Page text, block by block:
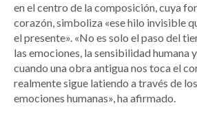
en el centro de la composición, cuya
corazón, simboliza «ese hilo invisible
el presente». «No es solo el paso del
las emociones, la sensibilidad humana
cuando una obra antigua nos toca el
realmente sigue latiendo a través de
emociones humanas», ha afirmado.